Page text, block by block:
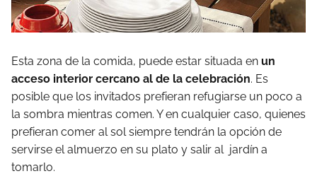
Esta zona de la comida, puede estar situada en un
acceso interior cercano al de la celebración. Es
posible que los invitados prefieran refugiarse un poco a
la sombra mientras comen. Y en cualquier caso, quienes
prefieran comer al sol siempre tendrán la opción de
servirse el almuerzo en su plato y salir al jardín a
tomarlo.